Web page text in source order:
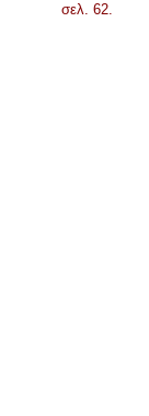
σελ. 62.